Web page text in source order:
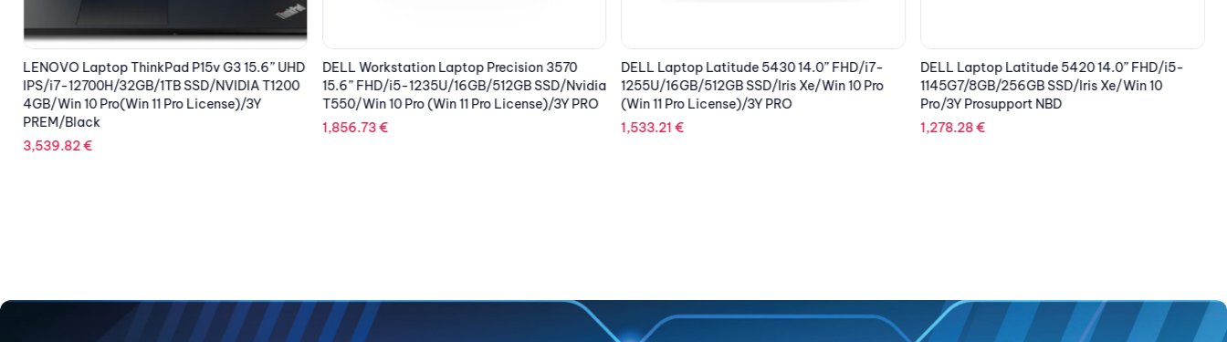
LENOVO Laptop ThinkPad P15v G3 15.6” UHD
IPS/i7-12700H/32GB/1TB SSD/NVIDIA T1200
4GB/Win 10 Pro(Win 11 Pro License)/3Y
PREM/Black
3,539.82€
DELL Workstation Laptop Precision 3570
15.6” FHD/i5-1235U/16GB/512GB SSD/Nvidia
T550/Win 10 Pro (Win 11 Pro License)/3Y PRO
1,856.73€
DELL Laptop Latitude 5430 14.0” FHD/i7-
1255U/16GB/512GB SSD/Iris Xe/Win 10 Pro
(Win 11 Pro License)/3Y PRO
1,533.21€
DELL Laptop Latitude 5420 14.0” FHD/i5-
1145G7/8GB/256GB SSD/Iris Xe/Win 10
Pro/3Y Prosupport NBD
1,278.28€